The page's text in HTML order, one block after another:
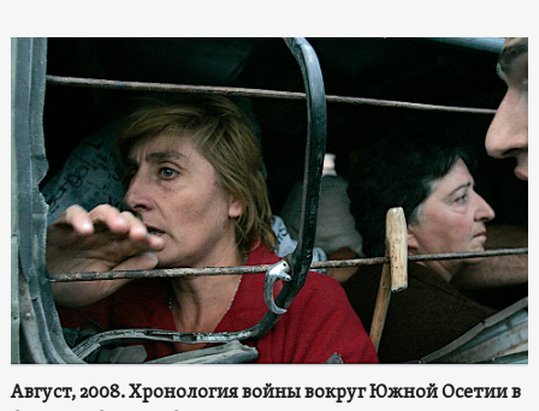
Август, 2008. Хронология войны вокруг Южной Осетии в